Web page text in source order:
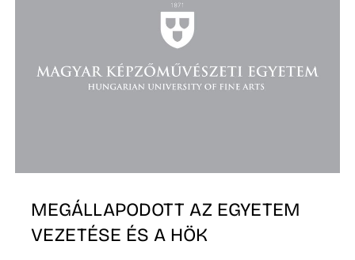
MEGÁLLAPODOTT AZ EGYETEM
VEZETÉSE ÉS A HÖK